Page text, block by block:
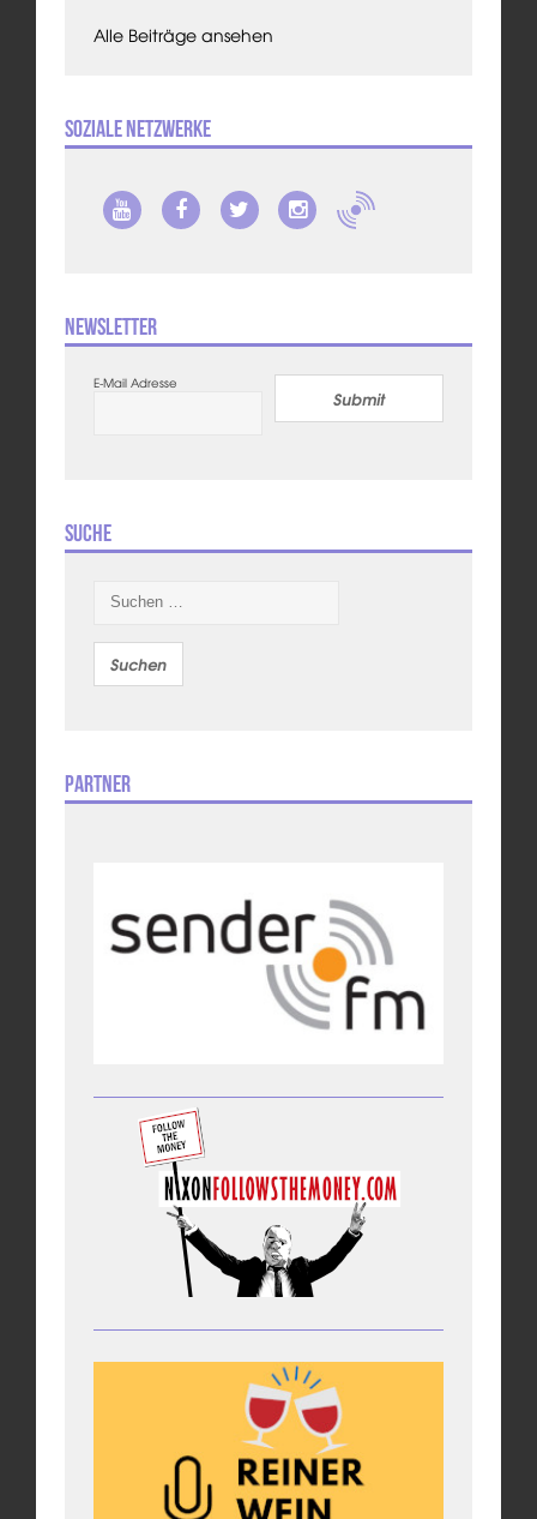
Alle Beiträge ansehen
Soziale Netzwerke
Newsletter
E-Mail Adresse
Submit
Suche
nach:
Partner